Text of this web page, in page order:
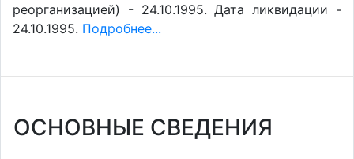
реорганизацией) - 24.10.1995. Дата ликвидации -
24.10.1995. Подробнее...
ОСНОВНЫЕ СВЕДЕНИЯ